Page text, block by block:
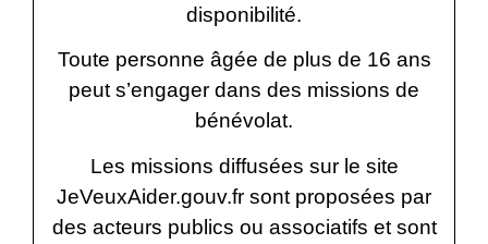
disponibilité.
Toute personne âgée de plus de 16 ans
peut s’engager dans des missions de
bénévolat.
Les missions diffusées sur le site
JeVeuxAider.gouv.fr sont proposées par
des acteurs publics ou associatifs et sont